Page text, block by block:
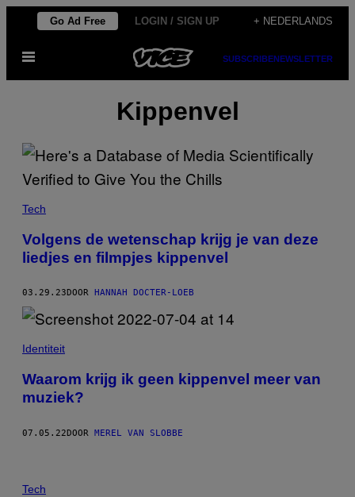
de
Go Ad Free LOGIN / SIGN UP + NEDERLANDS
Open
SUBSCRIBENEWSLETTER
Kippenvel
Tech
Volgens de wetenschap krijg je van deze
liedjes en filmpjes kippenvel
03.29.23 DOOR HANNAH DOCTER-LOEB
Identiteit
Waarom krijg ik geen kippenvel meer van
muziek?
07.05.22DOOR MEREL VAN SLOBBE
Tech